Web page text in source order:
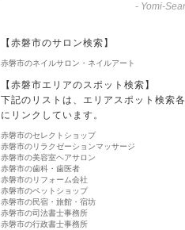
- Yomi-
【赤磐市のサロン検索】
赤磐市のネイルサロン・ネイルアート
【赤磐市エリアのスポット検索】
下記のリストは、エリアスポット検索
にリンクしています。
赤磐市のセレクトショップ
赤磐市のリラクゼーションマッサージ
赤磐市の美容室ヘアサロン
赤磐市の歯科・歯医者
赤磐市のリフォーム会社
赤磐市のペットショップ
赤磐市の民宿・旅館・宿坊
赤磐市の司法書士事務所
赤磐市の行政書士事務所